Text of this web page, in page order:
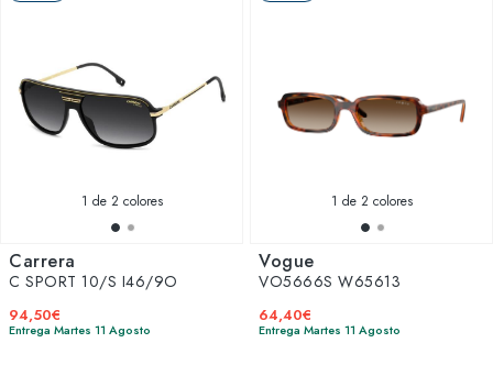
1 de 2 colores
Carrera
C SPORT 10/S I46/9O
94,50€
Entrega Martes 11 Agosto
1 de 2 colores
Vogue
VO5666S W65613
64,40€
Entrega Martes 11 Agosto